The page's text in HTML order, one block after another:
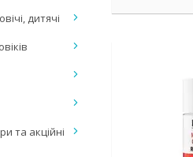
дитячі
та акційні